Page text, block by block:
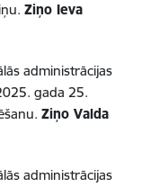
Ziņo Ieva
administrācijas
gada 25.
Ziņo Valda
administrācijas